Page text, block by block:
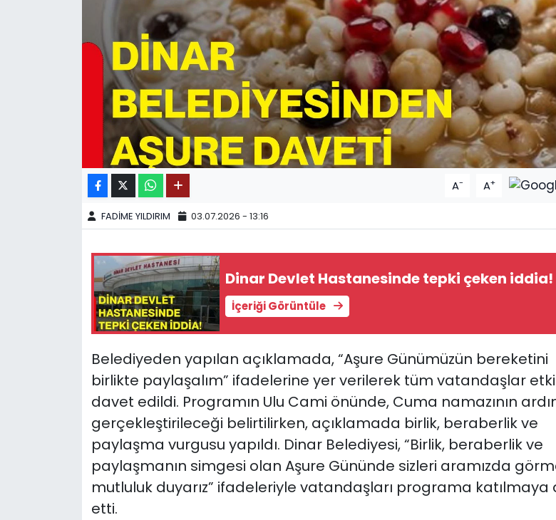
A- A+
FADİME YILDIRIM 03.07.2026 - 13:16
Dinar Devlet Hastanesinde tepki çeken iddia!
İçeriği Görüntüle
Belediyeden yapılan açıklamada, “Aşure Günümüzün bereketini
birlikte paylaşalım” ifadelerine yer verilerek tüm vatandaşlar
davet edildi. Programın Ulu Cami önünde, Cuma namazının
gerçekleştirileceği belirtilirken, açıklamada birlik, beraberlik ve
paylaşma vurgusu yapıldı. Dinar Belediyesi, “Birlik, beraberlik ve
paylaşmanın simgesi olan Aşure Gününde sizleri aramızda
mutluluk duyarız” ifadeleriyle vatandaşları programa katılmaya
etti.
11:11 MANŞET